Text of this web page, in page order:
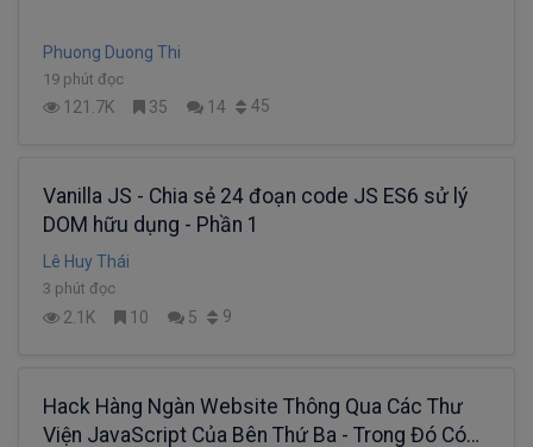
Phuong Duong Thi
19 phút đọc
121.7K 35 14 45
Vanilla JS - Chia sẻ 24 đoạn code JS ES6 sử lý
DOM hữu dụng - Phần 1
Lê Huy Thái
3 phút đọc
2.1K 10 5 9
Hack Hàng Ngàn Website Thông Qua Các Thư
Viện JavaScript Của Bên Thứ Ba - Trong Đó Có